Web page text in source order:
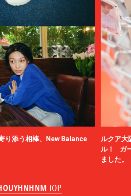
り添う相棒、New Balance
ルクア大
ル！ ガ
ました。
TOP